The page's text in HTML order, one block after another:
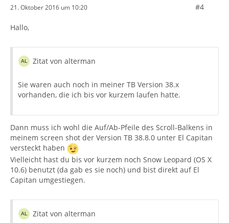
21. Oktober 2016 um 10:20 #4
Hallo,
Zitat von alterman
Sie waren auch noch in meiner TB Version 38.x
vorhanden, die ich bis vor kurzem laufen hatte.
Dann muss ich wohl die Auf/Ab-Pfeile des Scroll-Balkens in
meinem screen shot der Version TB 38.8.0 unter El Capitan
versteckt haben
Vielleicht hast du bis vor kurzem noch Snow Leopard (OS X
10.6) benutzt (da gab es sie noch) und bist direkt auf El
Capitan umgestiegen.
Zitat von alterman